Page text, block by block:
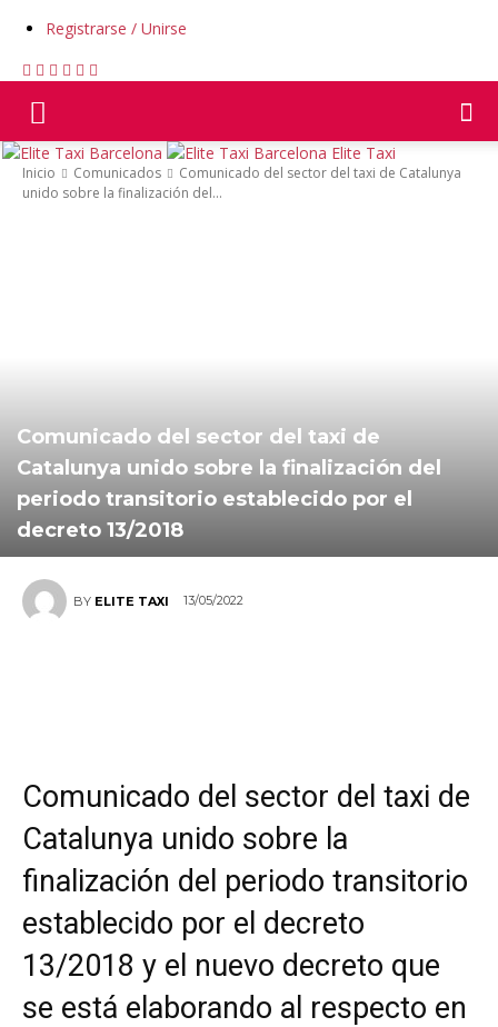
Registrarse / Unirse
Elite Taxi
Inicio Comunicados
Comunicado del sector del taxi de Catalunya
unido sobre la finalización del...
Comunicado del sector del taxi de
Catalunya unido sobre la finalización del
periodo transitorio establecido por el
decreto 13/2018
BY ELITE TAXI 13/05/2022
Comunicado del sector del taxi de
Catalunya unido sobre la
finalización del periodo transitorio
establecido por el decreto
13/2018 y el nuevo decreto que
se está elaborando al respecto en